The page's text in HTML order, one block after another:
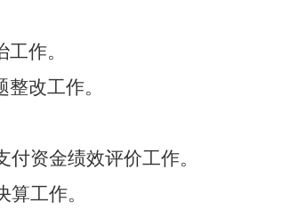
作。
改工作。
付资金绩效评价工作。
工作。